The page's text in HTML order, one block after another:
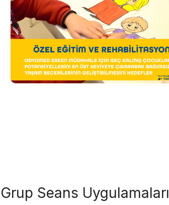
Grup Seans Uygulamaları